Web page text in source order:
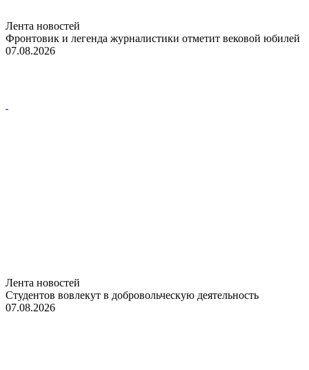
Лента новостей
Фронтовик и легенда журналистики отметит вековой юбилей
07.08.2026
Лента новостей
Студентов вовлекут в добровольческую деятельность
07.08.2026